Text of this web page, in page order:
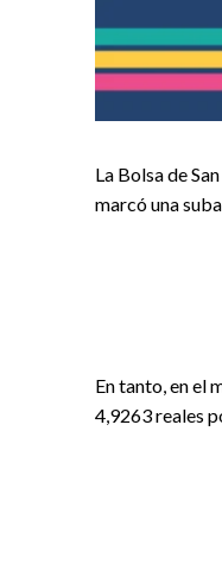
La Bolsa de
marcó una
En tanto, en el
4,9263 reales